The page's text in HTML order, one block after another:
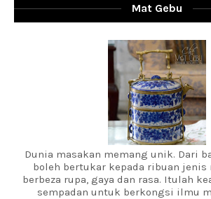
Mat Gebu
Dunia masakan memang unik. Dari
boleh bertukar kepada ribuan jenis
berbeza rupa, gaya dan rasa. Itulah
sempadan untuk berkongsi ilmu